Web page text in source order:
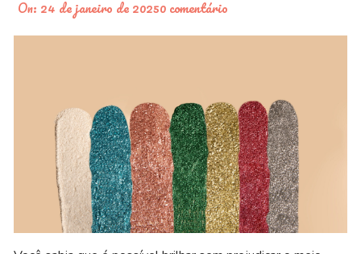
On: 24 de janeiro de 20250 comentário